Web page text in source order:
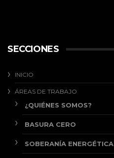
SECCIONES
INICIO
ÁREAS DE TRABAJO
¿QUIÉNES SOMOS?
BASURA CERO
SOBERANÍA ENERGÉTICA